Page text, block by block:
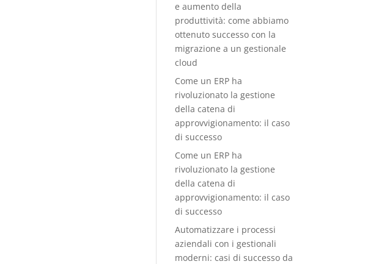
e aumento della
produttività: come abbiamo
ottenuto successo con la
migrazione a un gestionale
cloud
Come un ERP ha
rivoluzionato la gestione
della catena di
approvvigionamento: il caso
di successo
Come un ERP ha
rivoluzionato la gestione
della catena di
approvvigionamento: il caso
di successo
Automatizzare i processi
aziendali con i gestionali
moderni: casi di successo da